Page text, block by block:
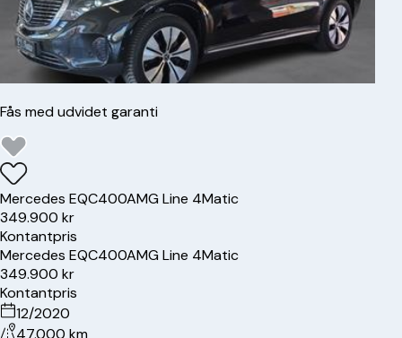
Fås med udvidet garanti
Mercedes EQC400AMG Line 4Matic
349.900 kr
Kontantpris
Mercedes EQC400AMG Line 4Matic
349.900 kr
Kontantpris
12/2020
47.000 km